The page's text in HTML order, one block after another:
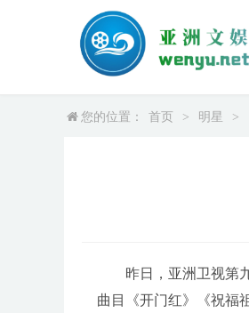
您的位置： 首页 > 明星 >
昨日，亚洲卫视第
曲目《开门红》《祝福